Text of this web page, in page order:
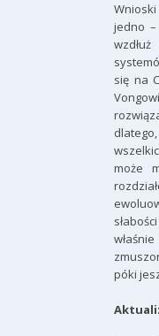
jedno
się na
może
póki